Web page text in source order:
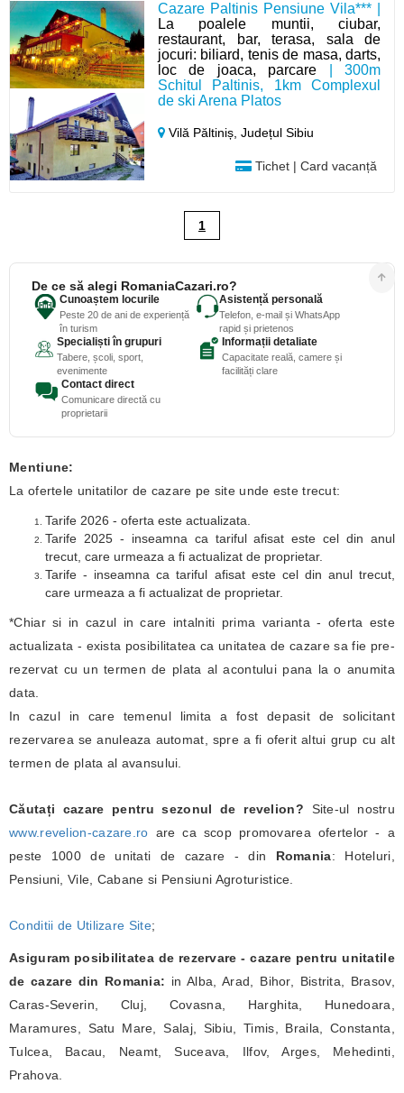
Cazare Paltinis Pensiune Vila*** |
La poalele muntii, ciubar,
restaurant, bar, terasa, sala de
jocuri: biliard, tenis de masa, darts,
loc de joaca, parcare | 300m
Schitul Paltinis, 1km Complexul
de ski Arena Platos
Vilă Păltiniș,Județul Sibiu
Tichet | Card vacanță
1
De ce să alegi RomaniaCazari.ro?
Cunoaștem locurile
Peste 20 de ani de experiență
în turism
Asistență personală
Telefon, e-mail și WhatsApp
rapid și prietenos
Specialiști în grupuri
Tabere, școli, sport,
evenimente
Informații detaliate
Capacitate reală, camere și
facilități clare
Contact direct
Comunicare directă cu
proprietarii
Mentiune:
La ofertele unitatilor de cazare pe site unde este trecut:
Tarife 2026 - oferta este actualizata.
Tarife 2025 - inseamna ca tariful afisat este cel din anul
trecut, care urmeaza a fi actualizat de proprietar.
Tarife - inseamna ca tariful afisat este cel din anul trecut,
care urmeaza a fi actualizat de proprietar.
*Chiar si in cazul in care intalniti prima varianta - oferta este
actualizata - exista posibilitatea ca unitatea de cazare sa fie pre-
rezervat cu un termen de plata al acontului pana la o anumita
data.
In cazul in care temenul limita a fost depasit de solicitant
rezervarea se anuleaza automat, spre a fi oferit altui grup cu alt
termen de plata al avansului.
Căutați cazare pentru sezonul de revelion? Site-ul nostru
www.revelion-cazare.ro are ca scop promovarea ofertelor - a
peste 1000 de unitati de cazare - din Romania: Hoteluri,
Pensiuni, Vile, Cabane si Pensiuni Agroturistice.
Conditii de Utilizare Site;
Asiguram posibilitatea de rezervare - cazare pentru unitatile
de cazare din Romania: in Alba, Arad, Bihor, Bistrita, Brasov,
Caras-Severin, Cluj, Covasna, Harghita, Hunedoara,
Maramures, Satu Mare, Salaj, Sibiu, Timis, Braila, Constanta,
Tulcea, Bacau, Neamt, Suceava, Ilfov, Arges, Mehedinti,
Prahova.